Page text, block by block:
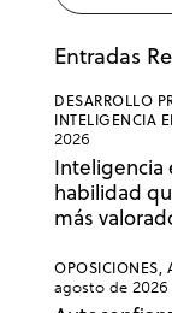
Entradas
DESARROLLO
INTELIGENCIA
2026
Inteligencia
habilidad
más
OPOSICIONES,
agosto de 2026